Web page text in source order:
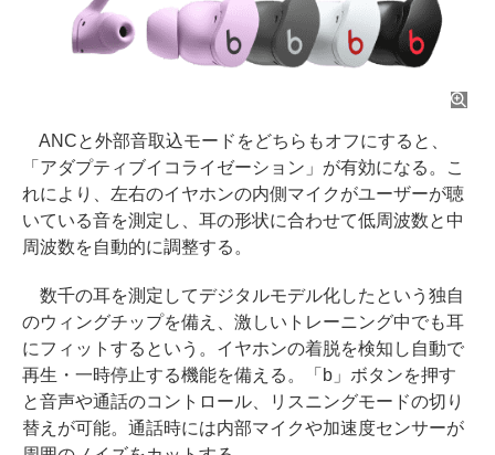
ANCと外部音取込モードをどちらもオフにすると、
「アダプティブイコライゼーション」が有効になる。こ
れにより、左右のイヤホンの内側マイクがユーザーが聴
いている音を測定し、耳の形状に合わせて低周波数と中
周波数を自動的に調整する。
数千の耳を測定してデジタルモデル化したという独自
のウィングチップを備え、激しいトレーニング中でも耳
にフィットするという。イヤホンの着脱を検知し自動で
再生・一時停止する機能を備える。「b」ボタンを押す
と音声や通話のコントロール、リスニングモードの切り
替えが可能。通話時には内部マイクや加速度センサーが